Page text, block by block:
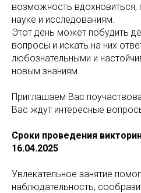
возможность вдохновиться,
науке и исследованиям.
Этот день может побудить
вопросы и искать на них
любознательными и
новым знаниям.
Приглашаем Вас
Вас ждут интересные
Сроки проведения
16.04.2025
Увлекательное занятие
наблюдательность,